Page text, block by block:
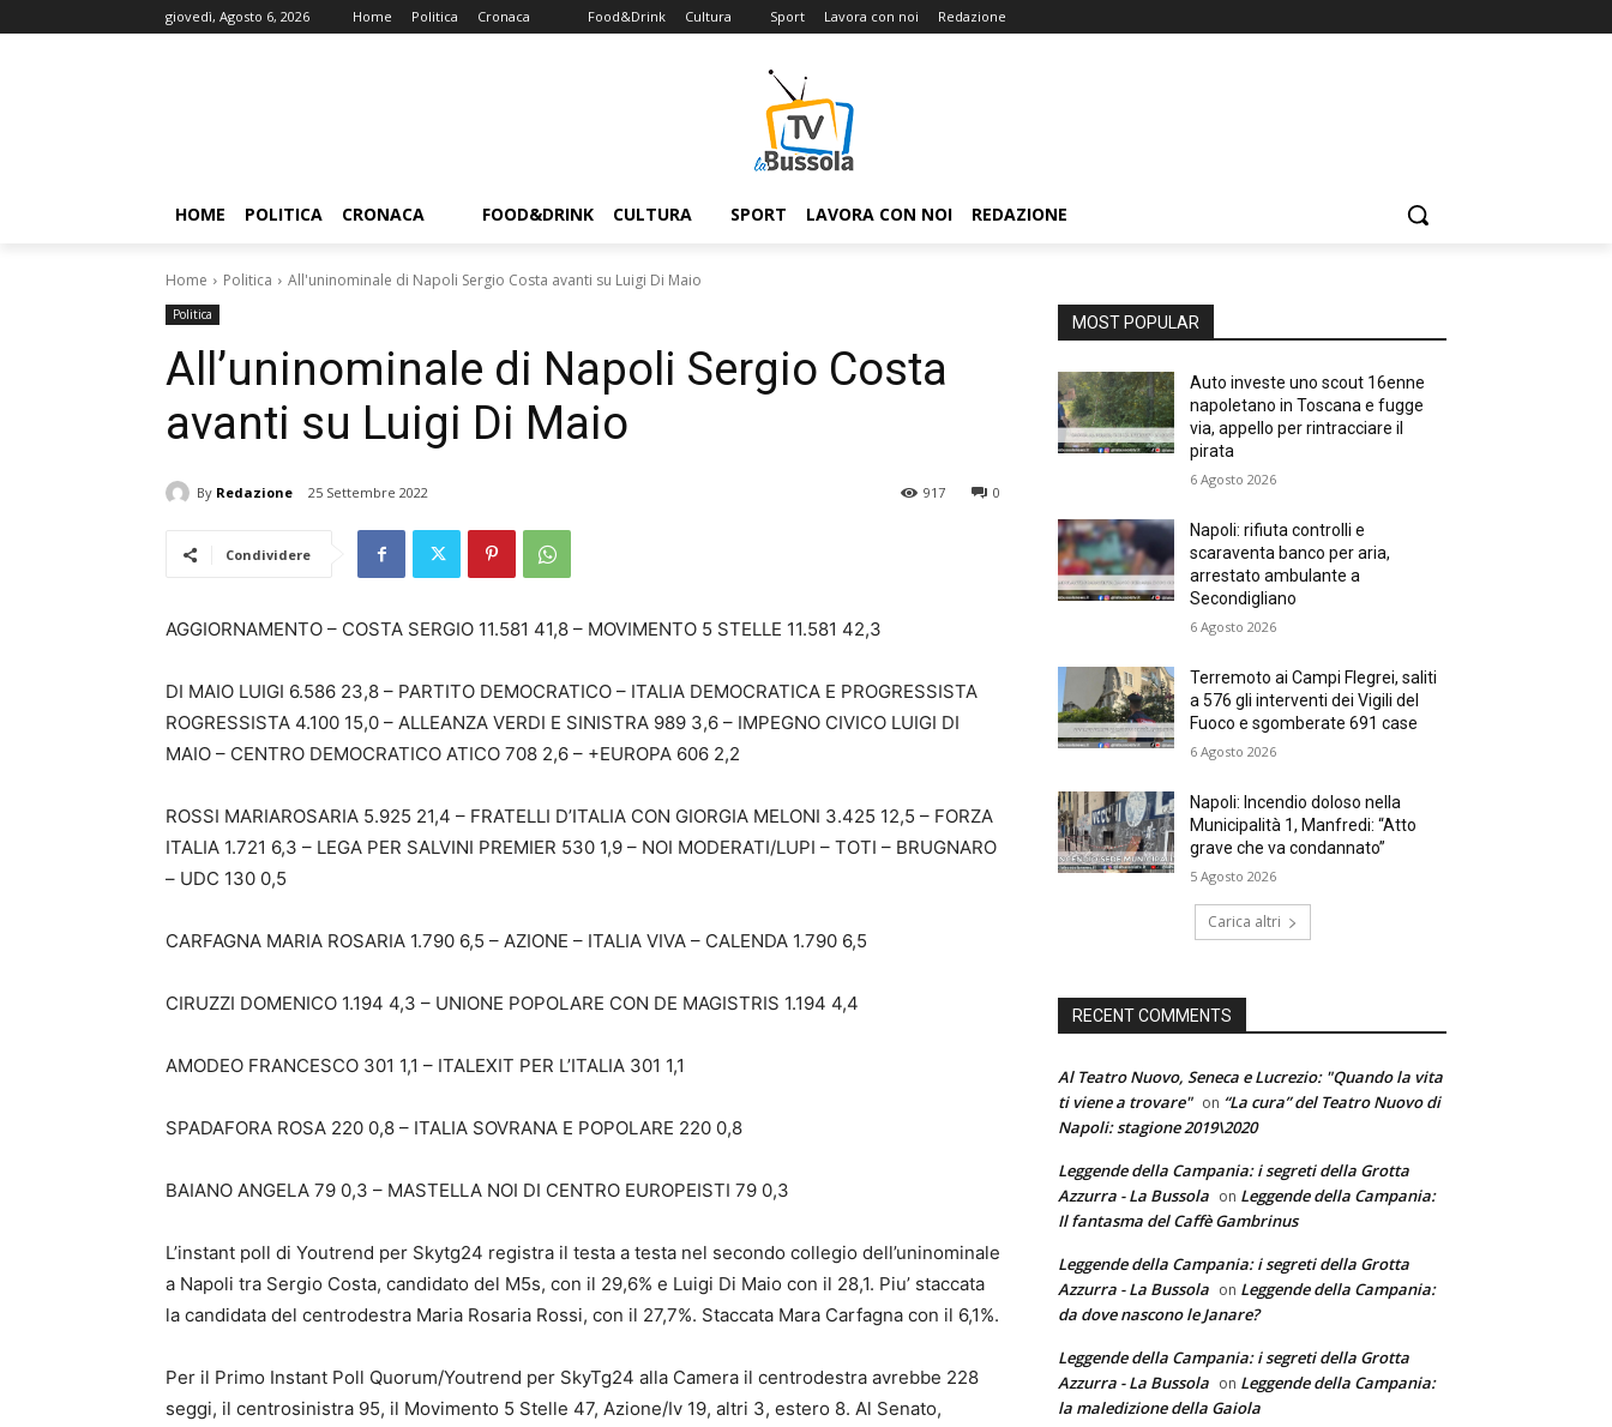
giovedì, Agosto 6, 2026 Home Politica Cronaca Food&Drink Cultura Sport Lavora con noi Redazione
HOME POLITICA CRONACA FOOD&DRINK CULTURA SPORT LAVORA CON NOI REDAZIONE
Home Politica All'uninominale di Napoli Sergio Costa avanti su Luigi Di Maio
Politica
All’uninominale di Napoli Sergio Costa
avanti su Luigi Di Maio
By Redazione 25 Settembre 2022 0
917
Condividere
AGGIORNAMENTO – COSTA SERGIO 11.581 41,8 – MOVIMENTO 5 STELLE 11.581 42,3
DI MAIO LUIGI 6.586 23,8 – PARTITO DEMOCRATICO – ITALIA DEMOCRATICA E PROGRESSISTA
ROGRESSISTA 4.100 15,0 – ALLEANZA VERDI E SINISTRA 989 3,6 – IMPEGNO CIVICO LUIGI DI
MAIO – CENTRO DEMOCRATICO ATICO 708 2,6 – +EUROPA 606 2,2
ROSSI MARIAROSARIA 5.925 21,4 – FRATELLI D’ITALIA CON GIORGIA MELONI 3.425 12,5 – FORZA
ITALIA 1.721 6,3 – LEGA PER SALVINI PREMIER 530 1,9 – NOI MODERATI/LUPI – TOTI – BRUGNARO
– UDC 130 0,5
CARFAGNA MARIA ROSARIA 1.790 6,5 – AZIONE – ITALIA VIVA – CALENDA 1.790 6,5
CIRUZZI DOMENICO 1.194 4,3 – UNIONE POPOLARE CON DE MAGISTRIS 1.194 4,4
AMODEO FRANCESCO 301 1,1 – ITALEXIT PER L’ITALIA 301 1,1
SPADAFORA ROSA 220 0,8 – ITALIA SOVRANA E POPOLARE 220 0,8
BAIANO ANGELA 79 0,3 – MASTELLA NOI DI CENTRO EUROPEISTI 79 0,3
L’instant poll di Youtrend per Skytg24 registra il testa a testa nel secondo collegio dell’uninominale
a Napoli tra Sergio Costa, candidato del M5s, con il 29,6% e Luigi Di Maio con il 28,1. Piu’ staccata
la candidata del centrodestra Maria Rosaria Rossi, con il 27,7%. Staccata Mara Carfagna con il 6,1%.
Per il Primo Instant Poll Quorum/Youtrend per SkyTg24 alla Camera il centrodestra avrebbe 228
seggi, il centrosinistra 95, il Movimento 5 Stelle 47, Azione/Iv 19, altri 3, estero 8. Al Senato,
MOST POPULAR
Auto investe uno scout 16enne
napoletano in Toscana e fugge
via, appello per rintracciare il
pirata
6 Agosto 2026
Napoli: rifiuta controlli e
scaraventa banco per aria,
arrestato ambulante a
Secondigliano
6 Agosto 2026
Terremoto ai Campi Flegrei, saliti
a 576 gli interventi dei Vigili del
Fuoco e sgomberate 691 case
6 Agosto 2026
Napoli: Incendio doloso nella
Municipalità 1, Manfredi: “Atto
grave che va condannato”
5 Agosto 2026
Carica altri
RECENT COMMENTS
Al Teatro Nuovo, Seneca e Lucrezio: "Quando la vita
ti viene a trovare" on “La cura” del Teatro Nuovo di
Napoli: stagione 2019\2020
Leggende della Campania: i segreti della Grotta
Azzurra - La Bussola on Leggende della Campania:
Il fantasma del Caffè Gambrinus
Leggende della Campania: i segreti della Grotta
Azzurra - La Bussola on Leggende della Campania:
da dove nascono le Janare?
Leggende della Campania: i segreti della Grotta
Azzurra - La Bussola on Leggende della Campania:
la maledizione della Gaiola